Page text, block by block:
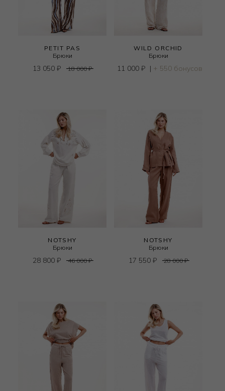
PETIT PAS
Брюки
13 050 ₽ 18 000₽
WILD ORCHID
Брюки
11 000 ₽ | + 550 бонусов
NOTSHY
Брюки
28 800 ₽ 46 000₽
NOTSHY
Брюки
17 550 ₽ 28 000₽